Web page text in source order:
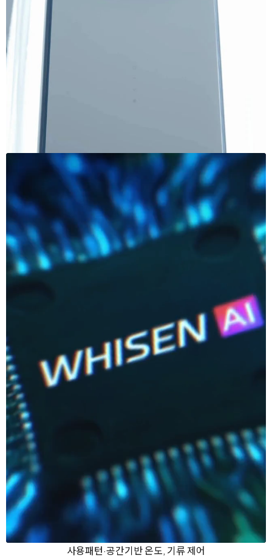
사용패턴·공간기반 온도, 기류 제어